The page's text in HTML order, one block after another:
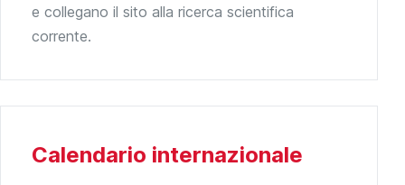
e collegano il sito alla ricerca scientifica
corrente.
Calendario internazionale